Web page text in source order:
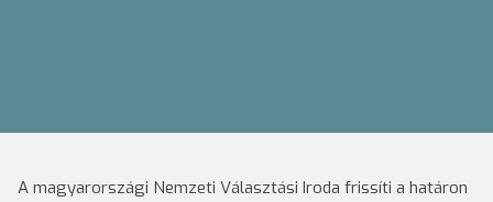
A magyarországi Nemzeti Választási Iroda frissíti a határon